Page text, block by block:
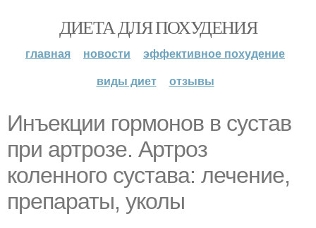
ДИЕТА ДЛЯ ПОХУДЕНИЯ
главная новости
эффективное похудение
виды диет
отзывы
Инъекции гормонов в сустав
при артрозе. Артроз
коленного сустава: лечение,
препараты, уколы